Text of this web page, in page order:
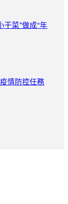
干菜”做成“年
情防控任務